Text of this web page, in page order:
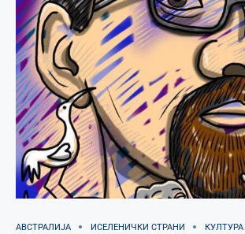
АВСТРАЛИЈА ИСЕЛЕНИЧКИ СТРАНИ КУЛТУРА